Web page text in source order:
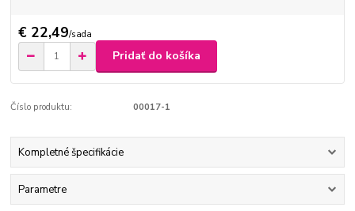
€ 22,49/sada
Pridať do košíka
Číslo produktu: 00017-1
Kompletné špecifikácie
Parametre